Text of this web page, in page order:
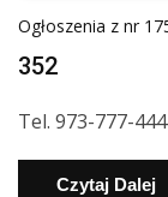
Ogłoszenia z nr
352
Tel. 973-777-
Czytaj Dalej